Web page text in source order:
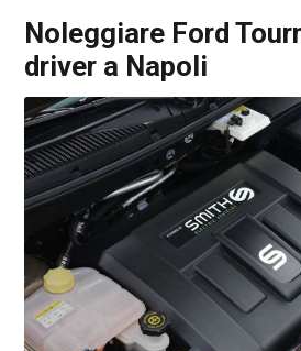
Noleggiare Ford
driver a Napoli